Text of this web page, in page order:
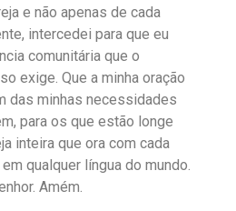
e não apenas de cada
intercedei para que eu
comunitária que o
exige. Que a minha oração
das minhas necessidades
para os que estão longe
inteira que ora com cada
qualquer língua do mundo.
Amém.